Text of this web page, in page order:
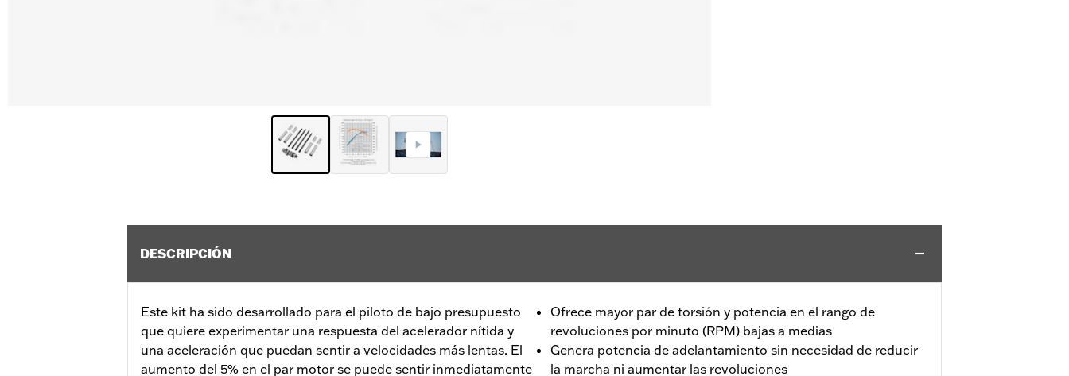
DESCRIPCIÓN
Este kit ha sido desarrollado para el piloto de bajo presupuesto
que quiere experimentar una respuesta del acelerador nítida y
una aceleración que puedan sentir a velocidades más lentas. El
aumento del 5% en el par motor se puede sentir inmediatamente
Ofrece mayor par de torsión y potencia en el rango de
revoluciones por minuto (RPM) bajas a medias
Genera potencia de adelantamiento sin necesidad de reducir
la marcha ni aumentar las revoluciones